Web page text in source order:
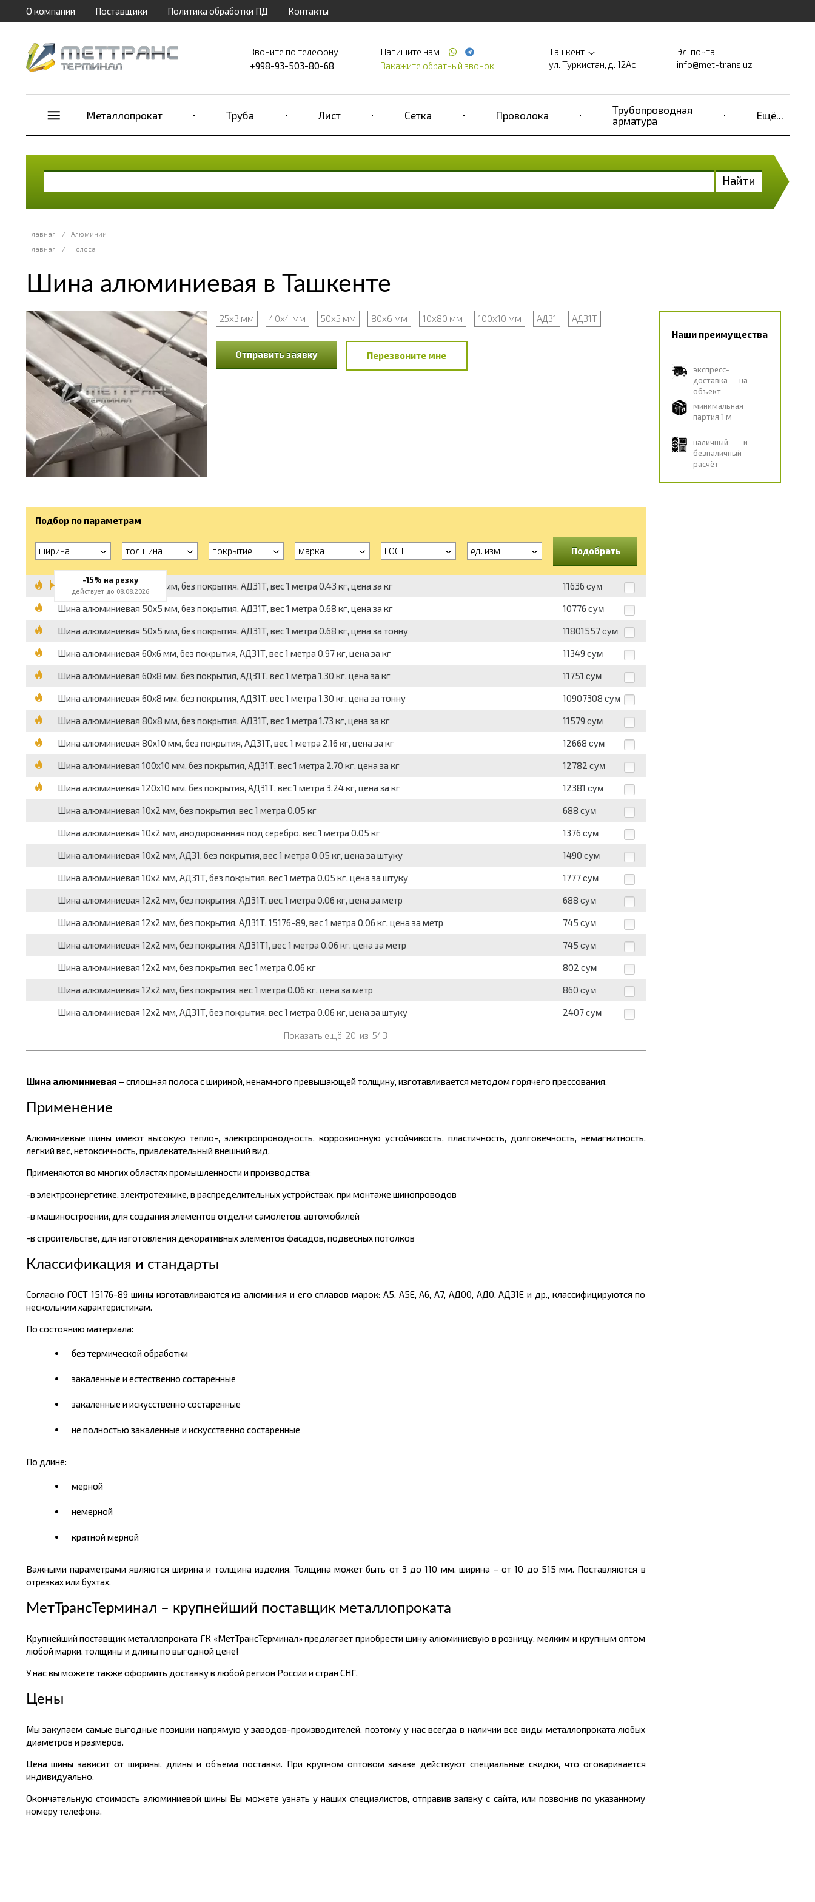
О компании Поставщики Политика обработки ПД Контакты
Звоните по телефону
+998-93-503-80-68
Напишите нам
Закажите обратный звонок
Ташкент
ул. Туркистан, д. 12Ас
Эл. почта
info@met-trans.uz
Металлопрокат Труба Лист Сетка Проволока
Трубопроводная
арматура
Ещё...
Найти
Главная /
Алюминий
Главная
/ Полоса
Шина алюминиевая в Ташкенте
25х3 мм 40х4 мм 50х5 мм 80х6 мм 10х80 мм 100х10 мм АД31 АД31Т
Отправить заявку Перезвоните мне
Наши преимущества
экспресс-
доставка на
объект
минимальная
партия 1 м
наличный и
безналичный
расчёт
Подбор по параметрам
ширина толщина покрытие марка ГОСТ ед. изм. Подобрать
Шина алюминиевая 40x4 мм, без покрытия, АД31Т, вес 1 метра 0.43 кг, цена за кг 11636 сум
Шина алюминиевая 50x5 мм, без покрытия, АД31Т, вес 1 метра 0.68 кг, цена за кг 10776 сум
Шина алюминиевая 50x5 мм, без покрытия, АД31Т, вес 1 метра 0.68 кг, цена за тонну 11801557 сум
Шина алюминиевая 60x6 мм, без покрытия, АД31Т, вес 1 метра 0.97 кг, цена за кг 11349 сум
Шина алюминиевая 60x8 мм, без покрытия, АД31Т, вес 1 метра 1.30 кг, цена за кг 11751 сум
Шина алюминиевая 60x8 мм, без покрытия, АД31Т, вес 1 метра 1.30 кг, цена за тонну 10907308 сум
Шина алюминиевая 80x8 мм, без покрытия, АД31Т, вес 1 метра 1.73 кг, цена за кг 11579 сум
Шина алюминиевая 80x10 мм, без покрытия, АД31Т, вес 1 метра 2.16 кг, цена за кг 12668 сум
Шина алюминиевая 100x10 мм, без покрытия, АД31Т, вес 1 метра 2.70 кг, цена за кг 12782 сум
Шина алюминиевая 120x10 мм, без покрытия, АД31Т, вес 1 метра 3.24 кг, цена за кг 12381 сум
Шина алюминиевая 10x2 мм, без покрытия, вес 1 метра 0.05 кг 688 сум
Шина алюминиевая 10x2 мм, анодированная под серебро, вес 1 метра 0.05 кг 1376 сум
Шина алюминиевая 10x2 мм, АД31, без покрытия, вес 1 метра 0.05 кг, цена за штуку 1490 сум
Шина алюминиевая 10x2 мм, АД31Т, без покрытия, вес 1 метра 0.05 кг, цена за штуку 1777 сум
Шина алюминиевая 12x2 мм, без покрытия, АД31Т, вес 1 метра 0.06 кг, цена за метр 688 сум
Шина алюминиевая 12x2 мм, без покрытия, АД31Т, 15176-89, вес 1 метра 0.06 кг, цена за метр 745 сум
Шина алюминиевая 12x2 мм, без покрытия, АД31Т1, вес 1 метра 0.06 кг, цена за метр 745 сум
Шина алюминиевая 12x2 мм, без покрытия, вес 1 метра 0.06 кг 802 сум
Шина алюминиевая 12x2 мм, без покрытия, вес 1 метра 0.06 кг, цена за метр 860 сум
Шина алюминиевая 12x2 мм, АД31Т, без покрытия, вес 1 метра 0.06 кг, цена за штуку 2407 сум
Показать ещё 20 из 543
Шина алюминиевая – сплошная полоса с шириной, ненамного превышающей толщину, изготавливается методом горячего прессования.
Применение
Алюминиевые шины имеют высокую тепло-, электропроводность, коррозионную устойчивость, пластичность, долговечность, немагнитность,
легкий вес, нетоксичность, привлекательный внешний вид.
Применяются во многих областях промышленности и производства:
-в электроэнергетике, электротехнике, в распределительных устройствах, при монтаже шинопроводов
-в машиностроении, для создания элементов отделки самолетов, автомобилей
-в строительстве, для изготовления декоративных элементов фасадов, подвесных потолков
Классификация и стандарты
Согласно ГОСТ 15176-89 шины изготавливаются из алюминия и его сплавов марок: А5, А5Е, А6, А7, АД00, АД0, АД31Е и др., классифицируются по
нескольким характеристикам.
По состоянию материала:
без термической обработки
закаленные и естественно состаренные
закаленные и искусственно состаренные
не полностью закаленные и искусственно состаренные
По длине:
мерной
немерной
кратной мерной
Важными параметрами являются ширина и толщина изделия. Толщина может быть от 3 до 110 мм, ширина – от 10 до 515 мм. Поставляются в
отрезках или бухтах.
МетТрансТерминал – крупнейший поставщик металлопроката
Крупнейший поставщик металлопроката ГК «МетТрансТерминал» предлагает приобрести шину алюминиевую в розницу, мелким и крупным оптом
любой марки, толщины и длины по выгодной цене!
У нас вы можете также оформить доставку в любой регион России и стран СНГ.
Цены
Мы закупаем самые выгодные позиции напрямую у заводов-производителей, поэтому у нас всегда в наличии все виды металлопроката любых
диаметров и размеров.
Цена шины зависит от ширины, длины и объема поставки. При крупном оптовом заказе действуют специальные скидки, что оговаривается
индивидуально.
Окончательную стоимость алюминиевой шины Вы можете узнать у наших специалистов, отправив заявку с сайта, или позвонив по указанному
номеру телефона.
-15% на резку
действует до 08.08.2026